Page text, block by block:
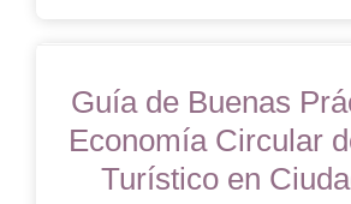
Guía de Buenas
Economía Circular
Turístico en